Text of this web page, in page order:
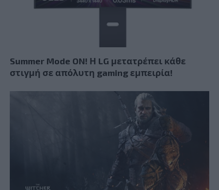
Summer Mode ON! Η LG μετατρέπει κάθε
στιγμή σε απόλυτη gaming εμπειρία!